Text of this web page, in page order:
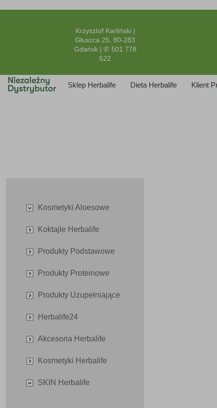
Krzysztof Karliński |
Głuszca 25, 80-283
Gdańsk | ✆ 501 778
522
Sklep Herbalife Dieta Herbalife Klient
Kosmetyki Aloesowe
Koktajle Herbalife
Produkty Podstawowe
Produkty Proteinowe
Produkty Uzupełniające
Herbalife24
Akcesoria Herbalife
Kosmetyki Herbalife
SKIN Herbalife